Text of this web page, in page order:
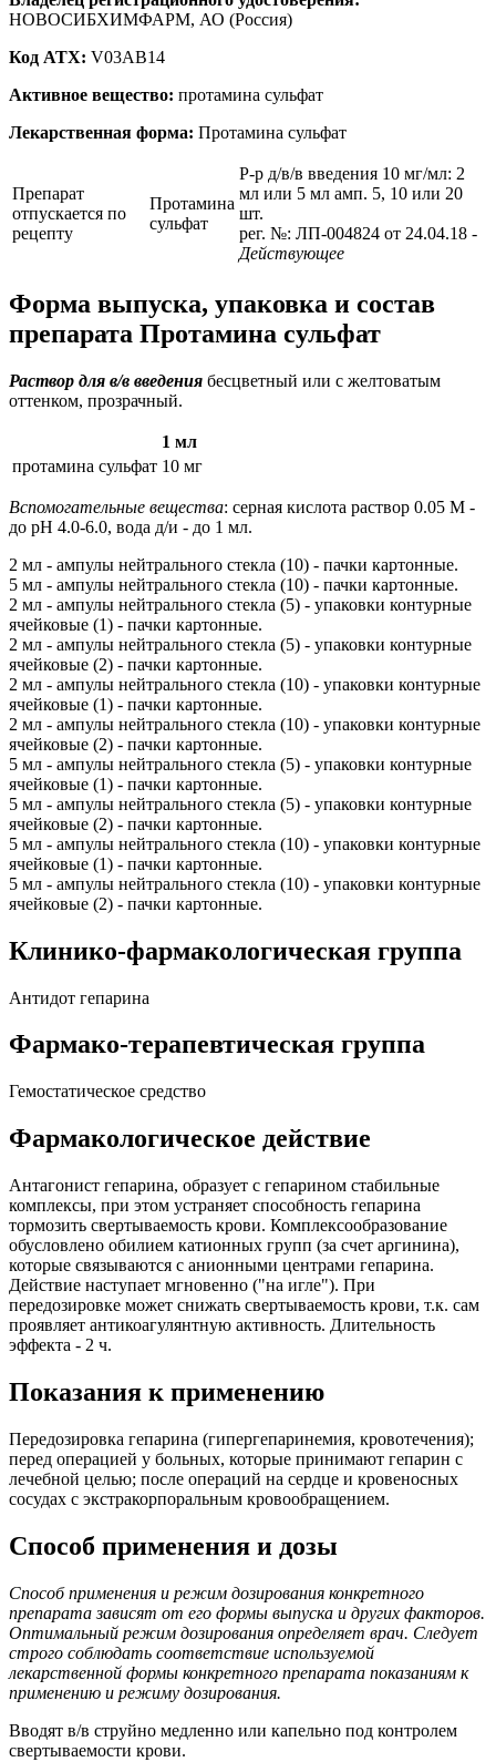
НОВОСИБХИМФАРМ, АО (Россия)
Код ATX: V03AB14
Активное вещество: протамина сульфат
Лекарственная форма: Протамина сульфат
Препарат
отпускается по
рецепту
Протамина
сульфат
Р-р д/в/в введения 10 мг/мл: 2
мл или 5 мл амп. 5, 10 или 20
шт.
рег. №: ЛП-004824 от 24.04.18 -
Действующее
Форма выпуска, упаковка и состав
препарата Протамина сульфат
Раствор для в/в введения бесцветный или с желтоватым
оттенком, прозрачный.
1 мл
протамина сульфат 10 мг
Вспомогательные вещества: серная кислота раствор 0.05 М -
до pH 4.0-6.0, вода д/и - до 1 мл.
2 мл - ампулы нейтрального стекла (10) - пачки картонные.
5 мл - ампулы нейтрального стекла (10) - пачки картонные.
2 мл - ампулы нейтрального стекла (5) - упаковки контурные
ячейковые (1) - пачки картонные.
2 мл - ампулы нейтрального стекла (5) - упаковки контурные
ячейковые (2) - пачки картонные.
2 мл - ампулы нейтрального стекла (10) - упаковки контурные
ячейковые (1) - пачки картонные.
2 мл - ампулы нейтрального стекла (10) - упаковки контурные
ячейковые (2) - пачки картонные.
5 мл - ампулы нейтрального стекла (5) - упаковки контурные
ячейковые (1) - пачки картонные.
5 мл - ампулы нейтрального стекла (5) - упаковки контурные
ячейковые (2) - пачки картонные.
5 мл - ампулы нейтрального стекла (10) - упаковки контурные
ячейковые (1) - пачки картонные.
5 мл - ампулы нейтрального стекла (10) - упаковки контурные
ячейковые (2) - пачки картонные.
Клинико-фармакологическая группа
Антидот гепарина
Фармако-терапевтическая группа
Гемостатическое средство
Фармакологическое действие
Антагонист гепарина, образует с гепарином стабильные
комплексы, при этом устраняет способность гепарина
тормозить свертываемость крови. Комплексообразование
обусловлено обилием катионных групп (за счет аргинина),
которые связываются с анионными центрами гепарина.
Действие наступает мгновенно ("на игле"). При
передозировке может снижать свертываемость крови, т.к. сам
проявляет антикоагулянтную активность. Длительность
эффекта - 2 ч.
Показания к применению
Передозировка гепарина (гипергепаринемия, кровотечения);
перед операцией у больных, которые принимают гепарин с
лечебной целью; после операций на сердце и кровеносных
сосудах с экстракорпоральным кровообращением.
Способ применения и дозы
Способ применения и режим дозирования конкретного
препарата зависят от его формы выпуска и других факторов.
Оптимальный режим дозирования определяет врач. Следует
строго соблюдать соответствие используемой
лекарственной формы конкретного препарата показаниям к
применению и режиму дозирования.
Вводят в/в струйно медленно или капельно под контролем
свертываемости крови.